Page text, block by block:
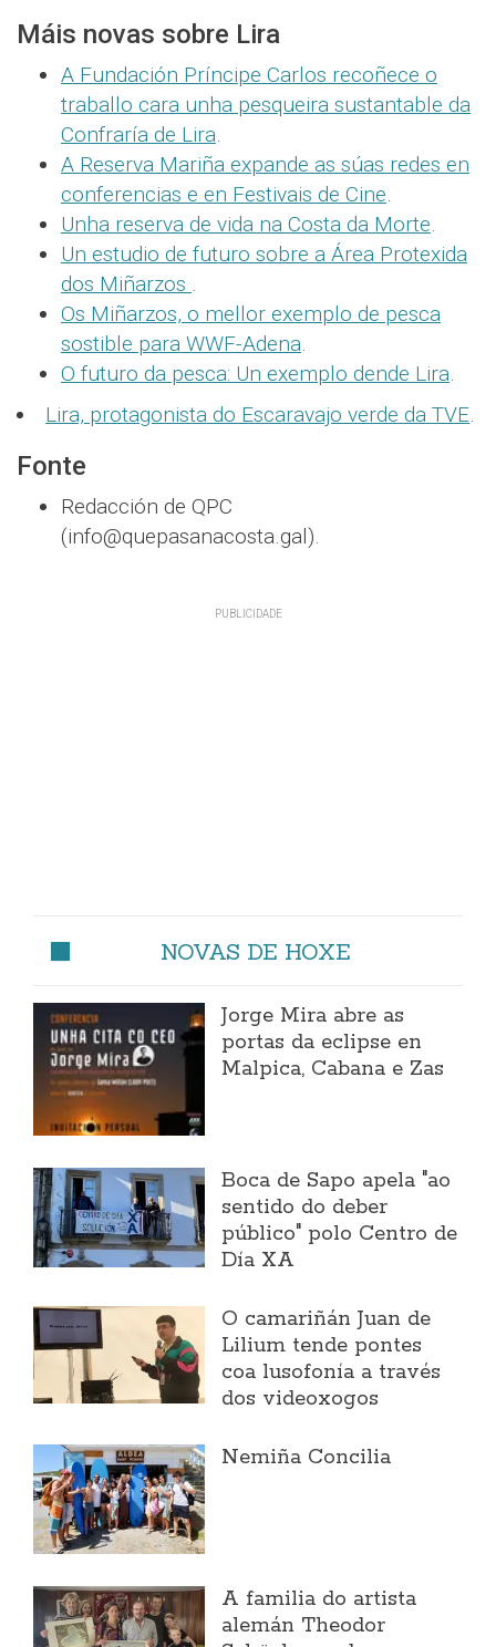
Máis novas sobre Lira
A Fundación Príncipe Carlos recoñece o
traballo cara unha pesqueira sustantable da
Confraría de Lira.
A Reserva Mariña expande as súas redes en
conferencias e en Festivais de Cine.
Unha reserva de vida na Costa da Morte.
Un estudio de futuro sobre a Área Protexida
dos Miñarzos .
Os Miñarzos, o mellor exemplo de pesca
sostible para WWF-Adena.
O futuro da pesca: Un exemplo dende Lira.
Lira, protagonista do Escaravajo verde da TVE.
Fonte
Redacción de QPC
(info@quepasanacosta.gal).
NOVAS DE HOXE
Jorge Mira abre as
portas da eclipse en
Malpica, Cabana e Zas
Boca de Sapo apela "ao
sentido do deber
público" polo Centro de
Día XA
O camariñán Juan de
Lilium tende pontes
coa lusofonía a través
dos videoxogos
Nemiña Concilia
A familia do artista
alemán Theodor